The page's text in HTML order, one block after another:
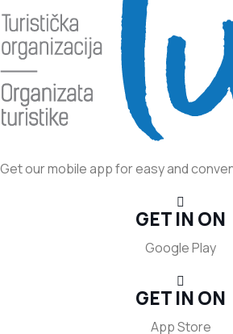
Get our mobile app for easy and
GET IN ON
Google Play
GET IN ON
App Store